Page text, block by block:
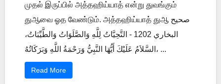
முதல் இருப்பில் அத்தஹிய்யாத் என்று துவங்கும்
துஆவை ஓத வேண்டும். அத்தஹிய்யாத் துஆ صحيح
البخاري 1202 - التَّحِيَّاتُ لِلَّهِ وَالصَّلَوَاتُ وَالطَّيِّبَاتُ،
السَّلاَمُ عَلَيْكَ أَيُّهَا النَّبِيُّ وَرَحْمَةُ اللَّهِ وَبَرَكَاتُهُ، ...
Read More